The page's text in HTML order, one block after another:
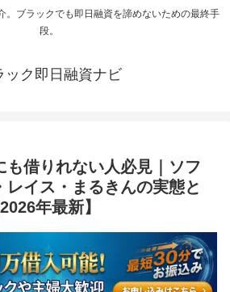
。ブラックでも即日融資を諦めないための最終手
段。
ック即日融資ナビ
も借りれない人必見｜ソフ
レイス・まるきんの実態と
年最新】